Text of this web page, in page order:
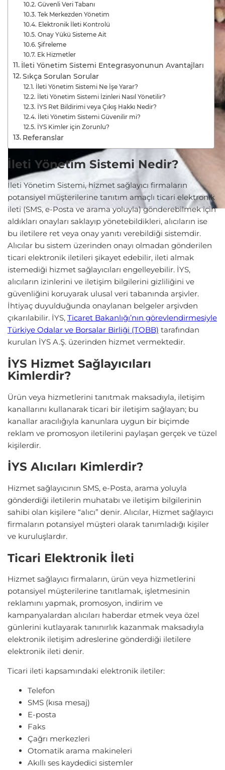
Güvenli Veri Tabanı
Tek Merkezden Yönetim
Elektronik İleti Kontrolü
Onay Yükü Sisteme Ait
Şifreleme
Ek Hizmetler
İleti Yönetim Sistemi Entegrasyonunun Avantajları
Sıkça Sorulan Sorular
İleti Yönetim Sistemi Ne İşe Yarar?
İleti Yönetim Sistemi İzinleri Nasıl Yönetilir?
İYS Ret Bildirimi veya Çıkış Hakkı Nedir?
İleti Yönetim Sistemi Güvenilir mi?
İYS Kimler için Zorunlu?
Referanslar
İleti Yönetim Sistemi Nedir?
İleti Yönetim Sistemi, hizmet sağlayıcı firmaların
potansiyel müşterilerine tanıtım amaçlı ticari elektronik
ileti (SMS, e-Posta ve arama yoluyla) gönderebilmek için
aldıkları onayları saklayıp yönetebildikleri, alıcıların ise
bu iletilere ret veya onay yanıtı verebildiği sistemdir.
Alıcılar bu sistem üzerinden onayı olmadan gönderilen
ticari elektronik iletileri şikayet edebilir, ileti almak
istemediği hizmet sağlayıcıları engelleyebilir. İYS,
alıcıların izinlerini ve iletişim bilgilerini gizliliğini ve
güvenliğini koruyarak ulusal veri tabanında arşivler.
İhtiyaç duyulduğunda onaylanan belgeler arşivden
çıkarılabilir. İYS, Ticaret Bakanlığı’nın görevlendirmesiyle
Türkiye Odalar ve Borsalar Birliği (TOBB) tarafından
kurulan İYS A.Ş. üzerinden hizmet vermektedir.
İYS Hizmet Sağlayıcıları
Kimlerdir?
Ürün veya hizmetlerini tanıtmak maksadıyla, iletişim
kanallarını kullanarak ticari bir iletişim sağlayan; bu
kanallar aracılığıyla kanunlara uygun bir biçimde
reklam ve promosyon iletilerini paylaşan gerçek ve tüzel
kişilerdir.
İYS Alıcıları Kimlerdir?
Hizmet sağlayıcının SMS, e-Posta, arama yoluyla
gönderdiği iletilerin muhatabı ve iletişim bilgilerinin
sahibi olan kişilere “alıcı” denir. Alıcılar, Hizmet sağlayıcı
firmaların potansiyel müşteri olarak tanımladığı kişiler
ve kuruluşlardır.
Ticari Elektronik İleti
Hizmet sağlayıcı firmaların, ürün veya hizmetlerini
potansiyel müşterilerine tanıtlamak, işletmesinin
reklamını yapmak, promosyon, indirim ve
kampanyalardan alıcıları haberdar etmek veya özel
günlerini kutlayarak tanınırlık kazanmak maksadıyla
elektronik iletişim adreslerine gönderdiği iletilere
elektronik ileti denir.
Ticari ileti kapsamındaki elektronik iletiler:
Telefon
SMS (kısa mesaj)
E-posta
Faks
Çağrı merkezleri
Otomatik arama makineleri
Akıllı ses kaydedici sistemler